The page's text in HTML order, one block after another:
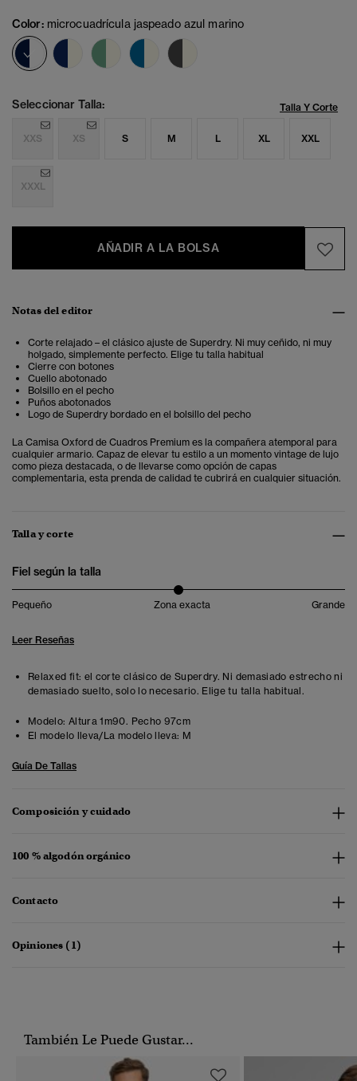
Color: microcuadrícula jaspeado azul marino
seleccionado
Seleccionar Talla: Talla Y Corte
XXS XS S M L XL XXL
XXXL
AÑADIR A LA BOLSA
Notas del editor
Corte relajado – el clásico ajuste de Superdry. Ni muy ceñido, ni muy
holgado, simplemente perfecto. Elige tu talla habitual
Cierre con botones
Cuello abotonado
Bolsillo en el pecho
Puños abotonados
Logo de Superdry bordado en el bolsillo del pecho
La Camisa Oxford de Cuadros Premium es la compañera atemporal para
cualquier armario. Capaz de elevar tu estilo a un momento vintage de lujo
como pieza destacada, o de llevarse como opción de capas
complementaria, esta prenda de calidad te cubrirá en cualquier situación.
Talla y corte
Fiel según la talla
Pequeño Zona exacta Grande
Leer Reseñas
Relaxed fit: el corte clásico de Superdry. Ni demasiado estrecho ni
demasiado suelto, solo lo necesario. Elige tu talla habitual.
Modelo: Altura 1m90. Pecho 97cm
El modelo lleva/La modelo lleva: M
Guía De Tallas
Composición y cuidado
100 % algodón orgánico
Contacto
Opiniones (1)
También Le Puede Gustar...